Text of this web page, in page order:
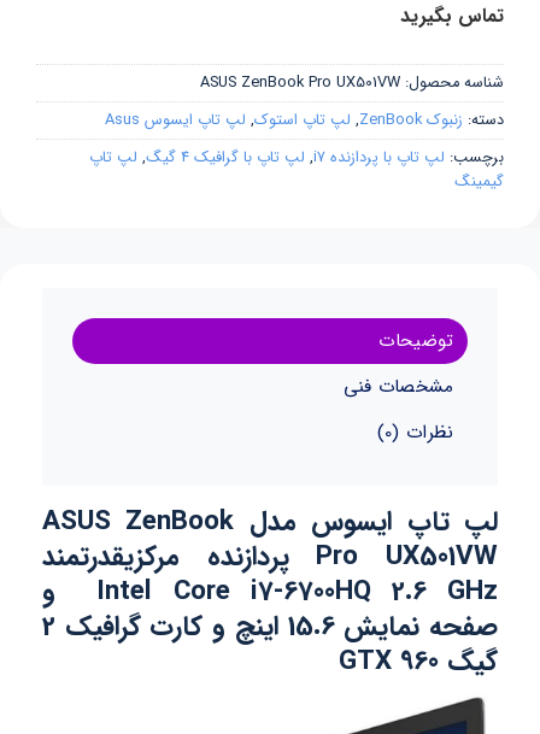
تماس بگیرید
شناسه محصول: ASUS ZenBook Pro UX501VW
دسته: زنبوک ZenBook , لپ تاپ استوک, لپ تاپ ایسوس Asus
برچسب: لپ تاپ با پردازنده i7 , لپ تاپ با گرافیک 4 گیگ , لپ تاپ
گیمینگ
توضیحات
مشخصات فنی
نظرات (0)
لپ تاپ ایسوس مدل ASUS ZenBook
Pro UX501VW پردازنده مرکزیقدرتمند
Intel Core i7-6700HQ 2.6 GHz و
صفحه نمایش 15.6 اینچ و کارت گرافیک 2
گیگ GTX 960